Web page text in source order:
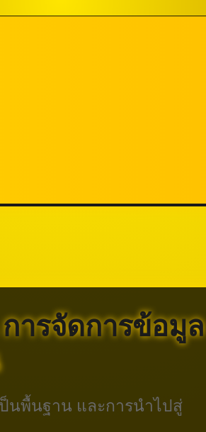
ารจัดการข้อมูล
นพื้นฐาน และการนำไปสู่